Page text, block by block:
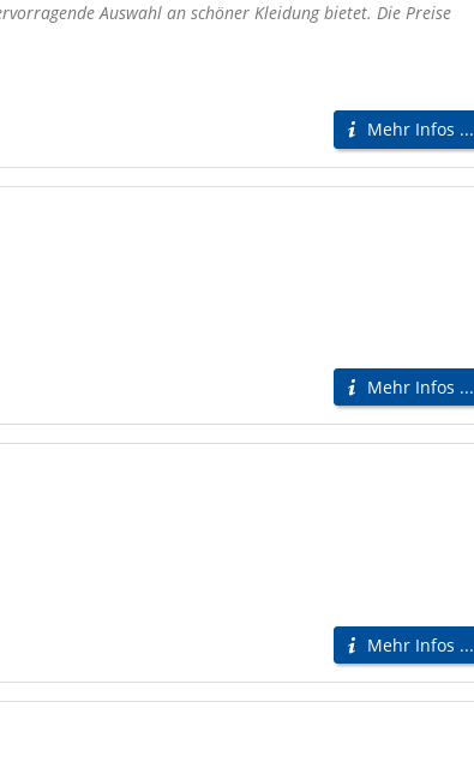
Auswahl an schöner Kleidung bietet. Die Preise
Mehr Infos ...
Mehr Infos ...
Mehr Infos ...